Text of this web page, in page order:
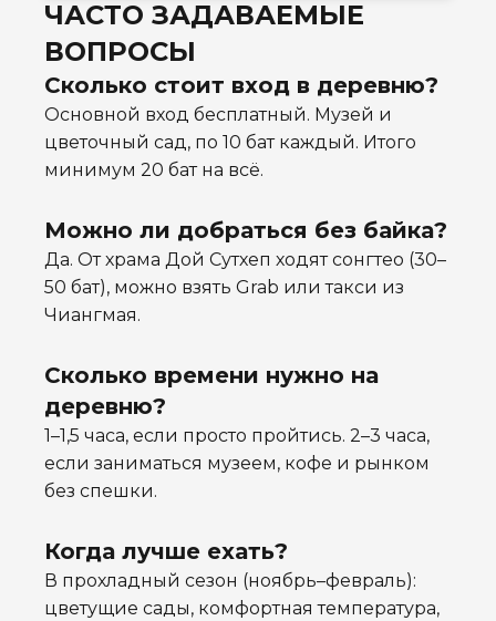
ЧАСТО ЗАДАВАЕМЫЕ
ВОПРОСЫ
Сколько стоит вход в деревню?
Основной вход бесплатный. Музей и
цветочный сад, по 10 бат каждый. Итого
минимум 20 бат на всё.
Можно ли добраться без байка?
Да. От храма Дой Сутхеп ходят сонгтео (30–
50 бат), можно взять Grab или такси из
Чиангмая.
Сколько времени нужно на
деревню?
1–1,5 часа, если просто пройтись. 2–3 часа,
если заниматься музеем, кофе и рынком
без спешки.
Когда лучше ехать?
В прохладный сезон (ноябрь–февраль):
цветущие сады, комфортная температура,